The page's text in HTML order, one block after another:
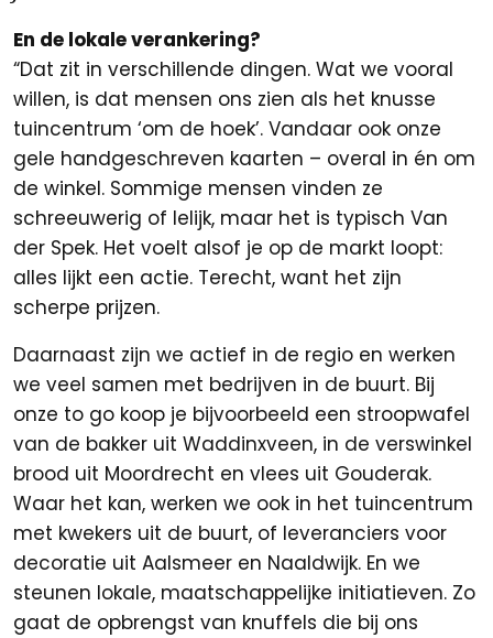
En de lokale verankering?
“Dat zit in verschillende dingen. Wat we vooral
willen, is dat mensen ons zien als het knusse
tuincentrum ‘om de hoek’. Vandaar ook onze
gele handgeschreven kaarten – overal in én om
de winkel. Sommige mensen vinden ze
schreeuwerig of lelijk, maar het is typisch Van
der Spek. Het voelt alsof je op de markt loopt:
alles lijkt een actie. Terecht, want het zijn
scherpe prijzen.
Daarnaast zijn we actief in de regio en werken
we veel samen met bedrijven in de buurt. Bij
onze to go koop je bijvoorbeeld een stroopwafel
van de bakker uit Waddinxveen, in de verswinkel
brood uit Moordrecht en vlees uit Gouderak.
Waar het kan, werken we ook in het tuincentrum
met kwekers uit de buurt, of leveranciers voor
decoratie uit Aalsmeer en Naaldwijk. En we
steunen lokale, maatschappelijke initiatieven. Zo
gaat de opbrengst van knuffels die bij ons